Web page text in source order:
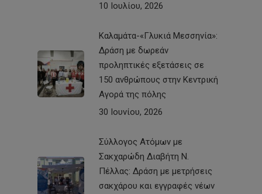
10 Ιουλίου, 2026
Καλαμάτα-«Γλυκιά Μεσσηνία»:
Δράση με δωρεάν
προληπτικές εξετάσεις σε
150 ανθρώπους στην Κεντρική
Αγορά της πόλης
30 Ιουνίου, 2026
Σύλλογος Ατόμων με
Σακχαρώδη Διαβήτη Ν.
Πέλλας: Δράση με μετρήσεις
σακχάρου και εγγραφές νέων